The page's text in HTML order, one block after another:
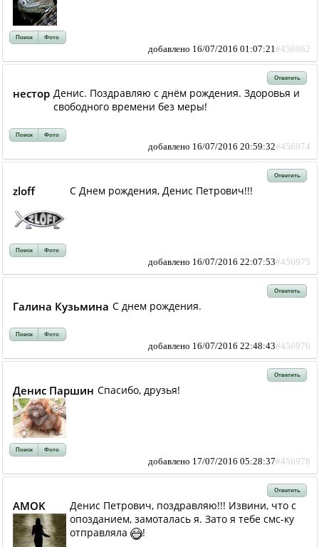
Поиск Фото
добавлено 16/07/2016 01:07:21 #456962
Ответить
нестор Денис. Поздравляю с днём рождения. Здоровья и
свободного времени без меры!
Поиск Фото
добавлено 16/07/2016 20:59:32#456974
Ответить
zloff С Днем рождения, Денис Петрович!!!
Поиск Фото
добавлено 16/07/2016 22:07:53#456975
Ответить
Галина Кузьмина С днем рождения.
Поиск Фото
добавлено 16/07/2016 22:48:43#456976
Ответить
Денис Паршин Спасибо, друзья!
Поиск Фото
добавлено 17/07/2016 05:28:37#456978
Ответить
AMOK
Денис Петрович, поздравляю!!! Извини, что с
опозданием, замоталась я. Зато я тебе смс-ку
отправляла
!